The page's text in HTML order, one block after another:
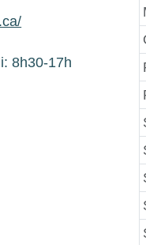
8h30-17h